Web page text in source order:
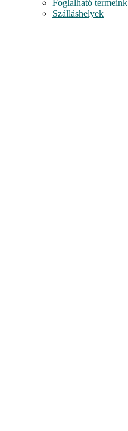
Foglalható termeink
Szálláshelyek